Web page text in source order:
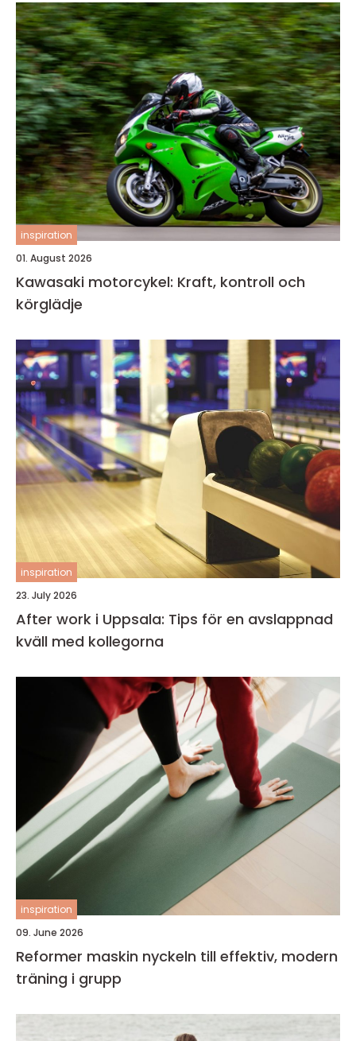
inspiration
01. August 2026
Kawasaki motorcykel: Kraft, kontroll och
körglädje
inspiration
23. July 2026
After work i Uppsala: Tips för en avslappnad
kväll med kollegorna
inspiration
09. June 2026
Reformer maskin nyckeln till effektiv, modern
träning i grupp